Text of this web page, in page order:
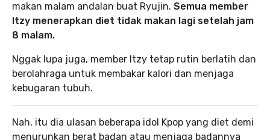
makan malam andalan buat Ryujin. Semua member
Itzy menerapkan diet tidak makan lagi setelah jam
8 malam.
Nggak lupa juga, member Itzy tetap rutin berlatih dan
berolahraga untuk membakar kalori dan menjaga
kebugaran tubuh.
Nah, itu dia ulasan beberapa idol Kpop yang diet demi
menurunkan berat badan atau menjaga badannya